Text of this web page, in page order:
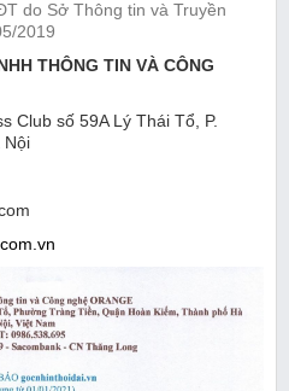
do Sở Thông tin và Truyền
2019
THÔNG TIN VÀ CÔNG
Club số 59A Lý Thái Tổ, P.
Nội